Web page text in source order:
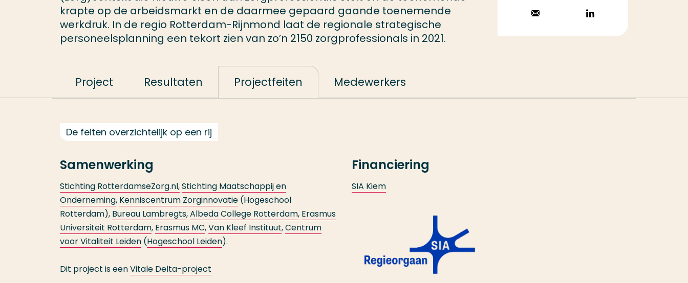
krapte op de arbeidsmarkt en de daarmee gepaard gaande toenemende
werkdruk. In de regio Rotterdam-Rijnmond laat de regionale strategische
personeelsplanning een tekort zien van zo’n 2150 zorgprofessionals in 2021.
Stuur een email
LinkedIn
Project Resultaten Projectfeiten Medewerkers
De feiten overzichtelijk op een rij
Samenwerking
Stichting RotterdamseZorg.nl,Stichting Maatschappij en
Onderneming, Kenniscentrum Zorginnovatie (Hogeschool
Rotterdam), Bureau Lambregts,Albeda College Rotterdam, Erasmus
Universiteit Rotterdam, Erasmus MC,Van Kleef Instituut,Centrum
voor Vitaliteit Leiden (Hogeschool Leiden).
Dit project is eenVitale Delta-project
Financiering
SIA Kiem